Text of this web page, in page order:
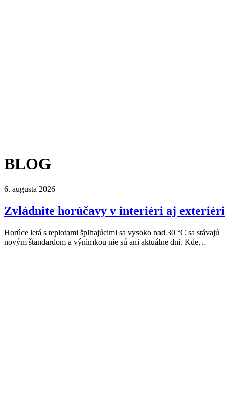
BLOG
6. augusta 2026
Zvládnite horúčavy v interiéri aj exteriéri
Horúce letá s teplotami šplhajúcimi sa vysoko nad 30 °C sa stávajú
novým štandardom a výnimkou nie sú ani aktuálne dni. Kde…